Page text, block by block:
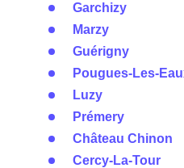
Garchizy
Marzy
Guérigny
Pougues-Les-
Luzy
Prémery
Château Chinon
Cercy-La-Tour